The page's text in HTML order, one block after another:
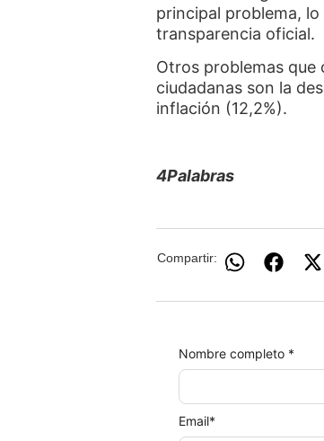
principal problema,
transparencia oficial.
Otros problemas que
ciudadanas son la
inflación (12,2%).
4Palabras
Compartir:
Nombre completo *
Email*